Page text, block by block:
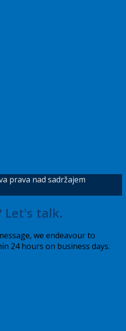
prava nad sadržajem
Let's talk.
we endeavour to
24 hours on business days.